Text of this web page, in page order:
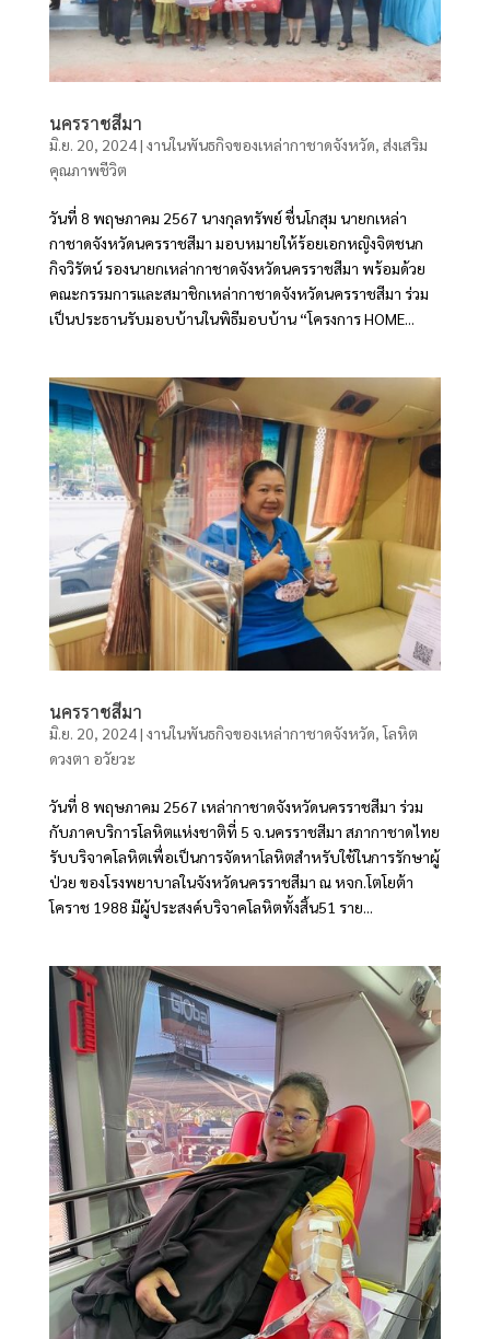
นครราชสีมา
มิ.ย. 20, 2024| งานในพันธกิจของเหล่ากาชาดจังหวัด, ส่งเสริม
คุณภาพชีวิต
วันที่ 8 พฤษภาคม 2567 นางกุลทรัพย์ ชื่นโกสุม นายกเหล่า
กาชาดจังหวัดนครราชสีมา มอบหมายให้ร้อยเอกหญิงจิตชนก
กิจวิรัตน์ รองนายกเหล่ากาชาดจังหวัดนครราชสีมา พร้อมด้วย
คณะกรรมการและสมาชิกเหล่ากาชาดจังหวัดนครราชสีมา ร่วม
เป็นประธานรับมอบบ้านในพิธีมอบบ้าน “โครงการ HOME...
นครราชสีมา
มิ.ย. 20, 2024| งานในพันธกิจของเหล่ากาชาดจังหวัด,โลหิต
ดวงตา อวัยวะ
วันที่ 8 พฤษภาคม 2567 เหล่ากาชาดจังหวัดนครราชสีมา ร่วม
กับภาคบริการโลหิตแห่งชาติที่ 5 จ.นครราชสีมา สภากาชาดไทย
รับบริจาคโลหิตเพื่อเป็นการจัดหาโลหิตสำหรับใช้ในการรักษาผู้
ป่วย ของโรงพยาบาลในจังหวัดนครราชสีมา ณ หจก.โตโยต้า
โคราช 1988 มีผู้ประสงค์บริจาคโลหิตทั้งสิ้น51 ราย...